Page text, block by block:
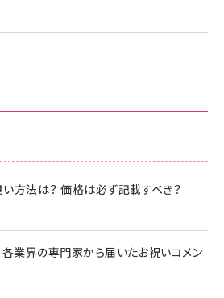
方法は？ 価格は必ず記載すべき？
業界の専門家から届いたお祝いコメン